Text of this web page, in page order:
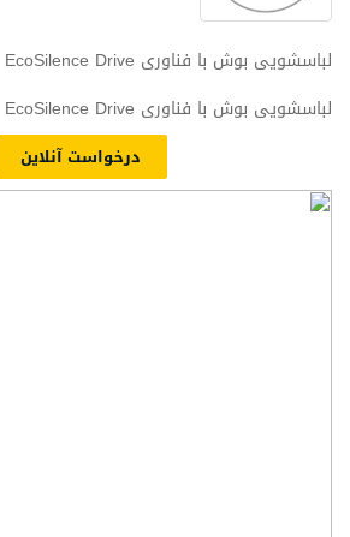
لباسشویی بوش با فناوری EcoSilence Drive
لباسشویی بوش با فناوری EcoSilence Drive
درخواست آنلاین